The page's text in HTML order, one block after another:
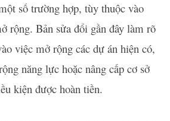
số trường hợp, tùy thuộc vào
rộng. Bản sửa đổi gần đây làm rõ
việc mở rộng các dự án hiện có,
năng lực hoặc nâng cấp cơ sở
kiện được hoàn tiền.